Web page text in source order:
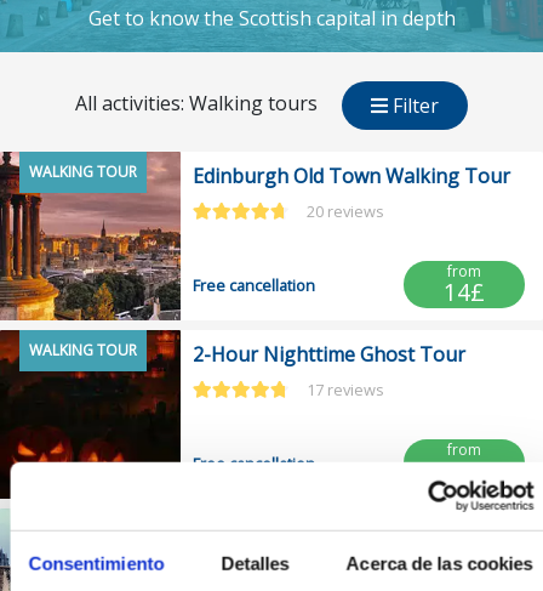
Consentimiento Detalles Acerca de las cookies
Get to know the Scottish capital in depth
All activities: Walking tours Filter
WALKING TOUR Edinburgh Old Town Walking Tour
20 reviews
Free cancellation
from
14£
WALKING TOUR 2-Hour Nighttime Ghost Tour
17 reviews
Free cancellation
from
17£
SKIP THE LINE
Admission + Guided Tour of
Edinburgh Castle